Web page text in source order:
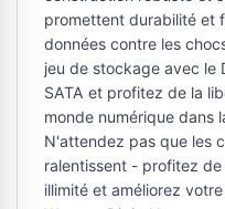
promettent durabilité et
données contre les
jeu de stockage avec le
SATA et profitez de la
monde numérique dans
N'attendez pas que les
ralentissent - profitez
illimité et améliorez